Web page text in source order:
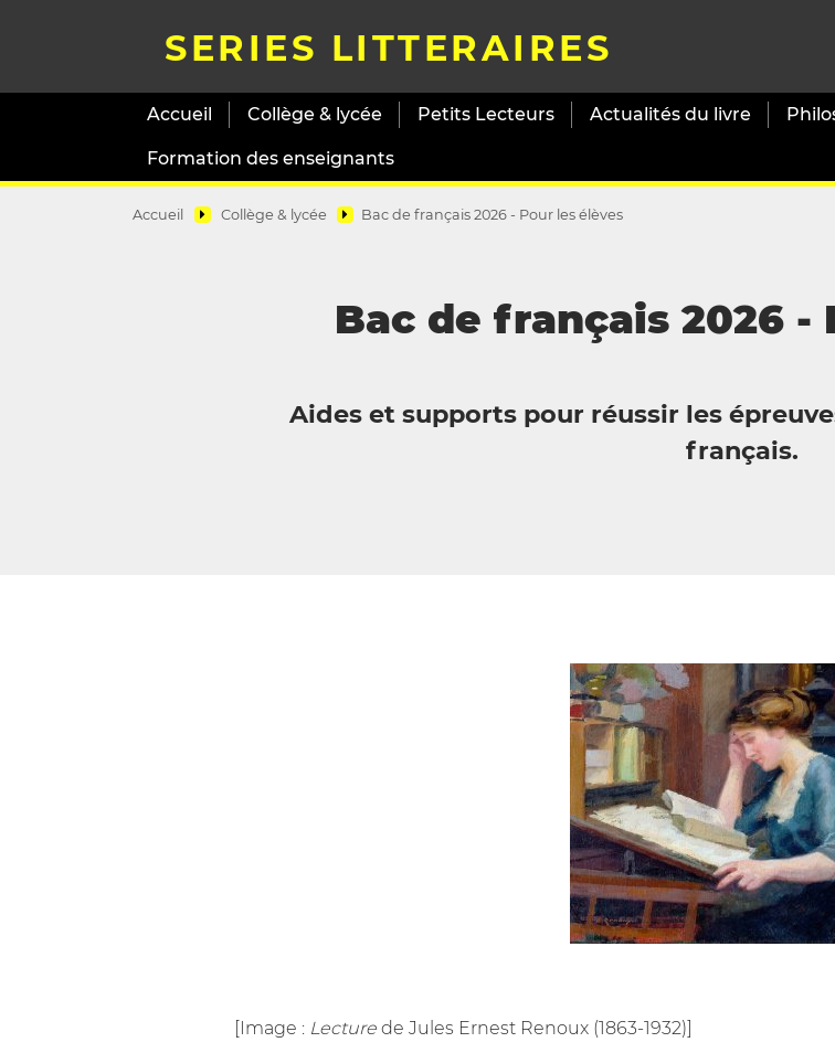
SERIES LITTERAIRES
Accueil Collège & lycée Petits Lecteurs Actualités du livre
Formation des enseignants
Accueil Collège & lycée Bac de français 2026 - Pour les élèves
Bac de français 2026 -
Aides et supports pour réussir les
français.
[Image : Lecture de Jules Ernest Renoux (1863-1932)]